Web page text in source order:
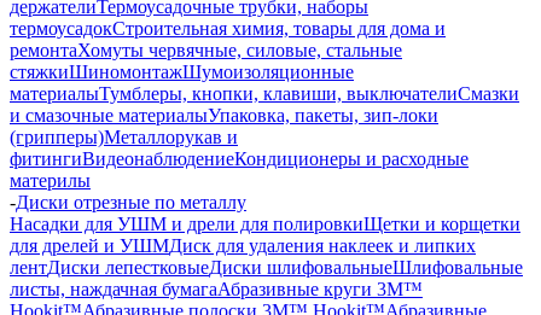
держателиТермоусадочные трубки, наборы
термоусадокСтроительная химия, товары для дома и
ремонтаХомуты червячные, силовые, стальные
стяжкиШиномонтажШумоизоляционные
материалыТумблеры, кнопки, клавиши, выключателиСмазки
и смазочные материалыУпаковка, пакеты, зип-локи
(грипперы)Металлорукав и
фитингиВидеонаблюдениеКондиционеры и расходные
материлы
-Диски отрезные по металлу
Насадки для УШМ и дрели для полировкиЩетки и корщетки
для дрелей и УШМДиск для удаления наклеек и липких
лентДиски лепестковыеДиски шлифовальныеШлифовальные
листы, наждачная бумагаАбразивные круги 3M™
Hookit™Абразивные полоски 3M™ Hookit™Абразивные